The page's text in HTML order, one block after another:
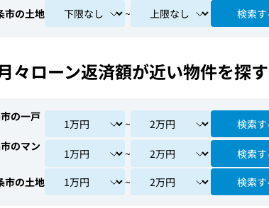
市の土地 ~ 検索す
々ローン返済額が近い物件を探す
の一戸
~
検索す
のマン
~
検索す
市の土地
~ 検索す